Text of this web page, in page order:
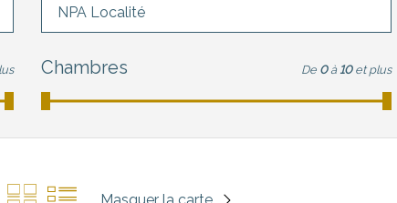
NPA Localité
Chambres De 0 à 10 et plus
Masquer la carte